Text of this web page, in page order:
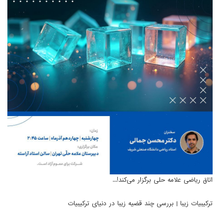
اتاق ریاضی علامه حلی برگزار می‌کند!...
ترکیبیات زیبا | بررسی چند قضیه زیبا در دنیای ترکیبیات